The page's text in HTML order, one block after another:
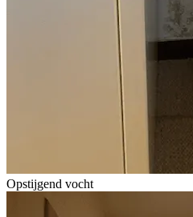
Opstijgend vocht